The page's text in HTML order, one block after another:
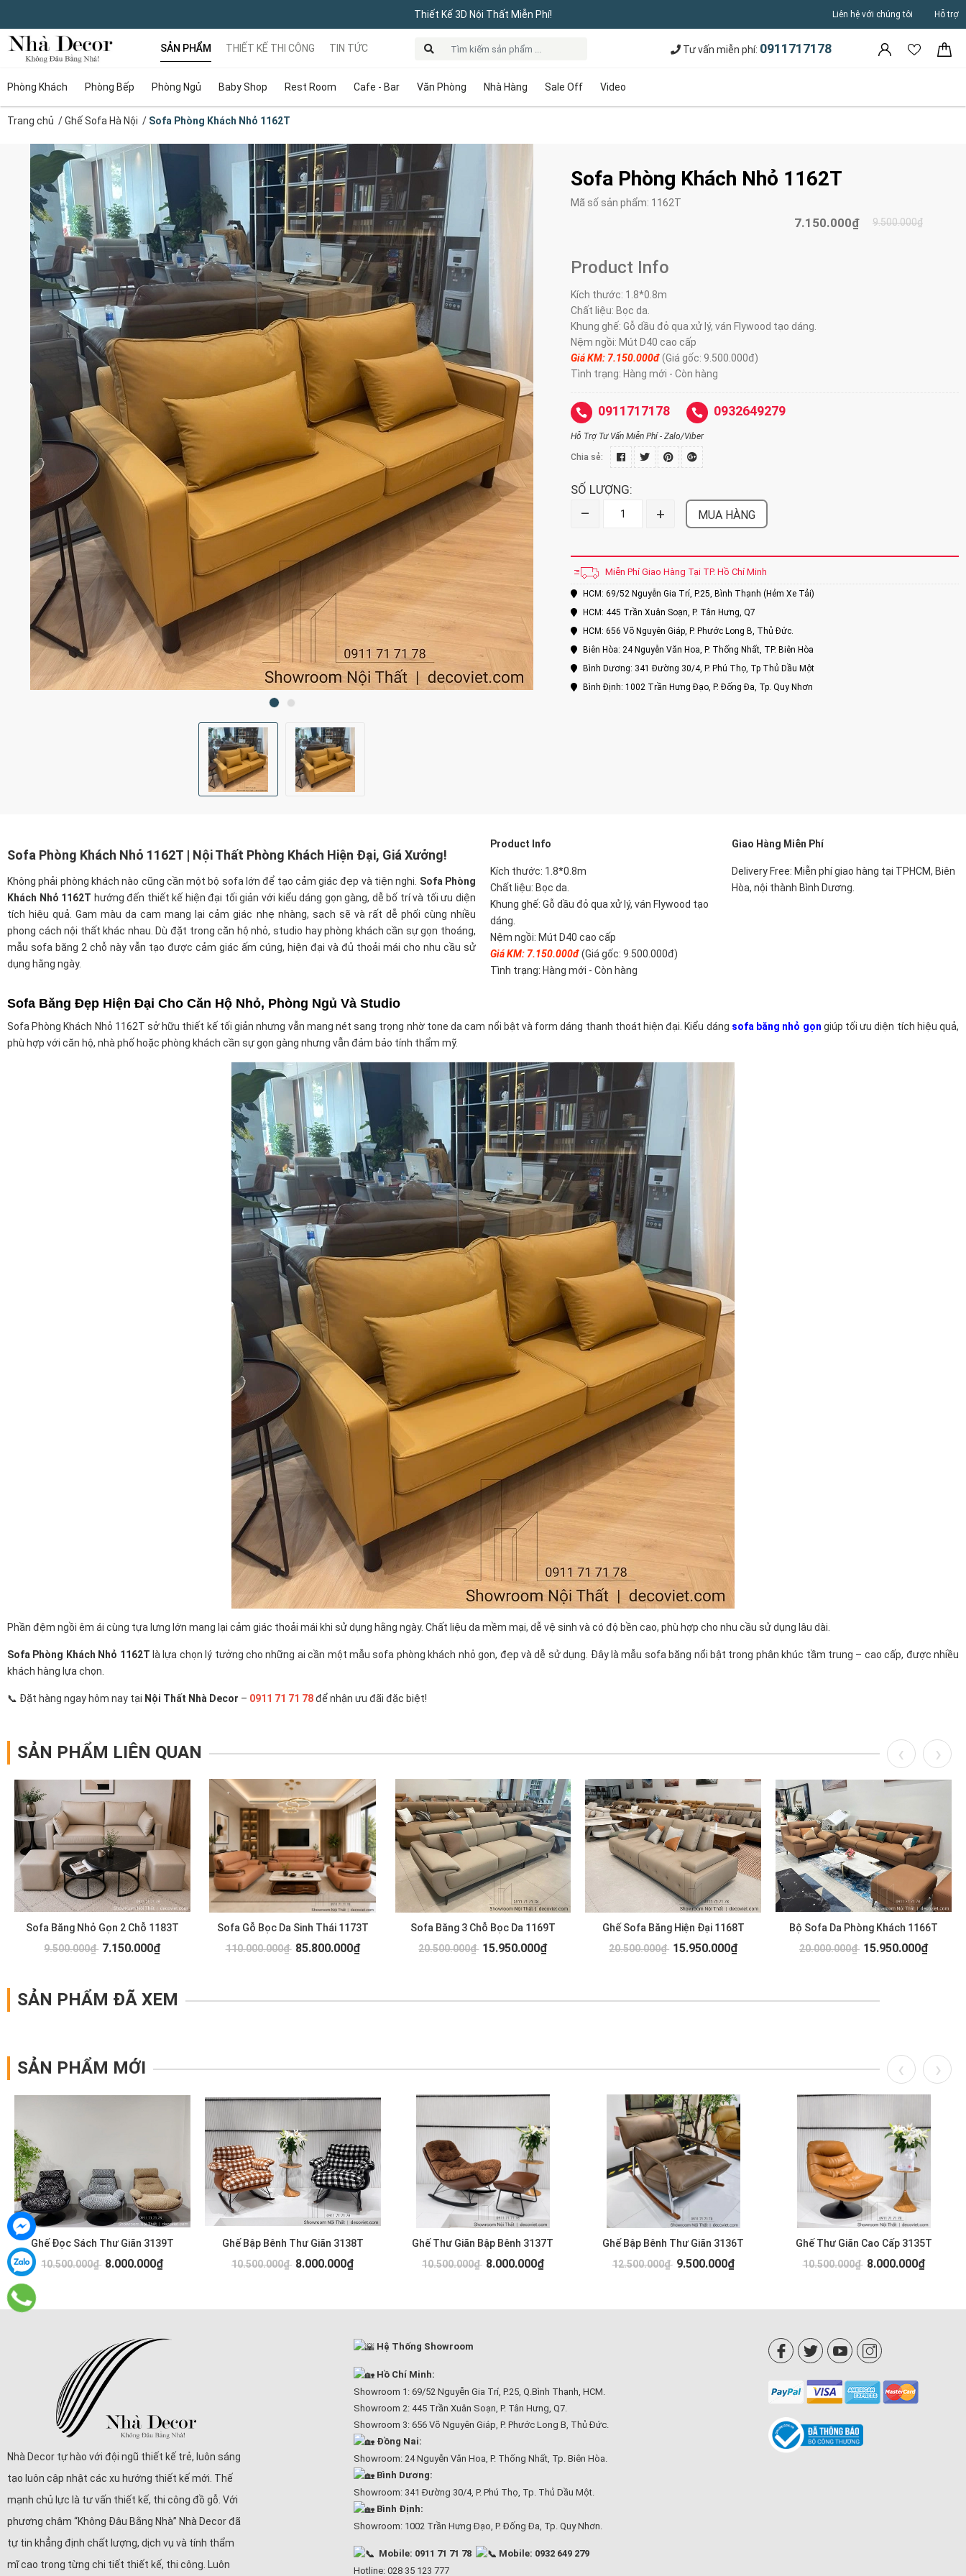
Thiết Kế 3D Nội Thất Miễn Phí! Liên hệ với chúng tôi Hỗ trợ
SẢN PHẨM
Phòng Khách Phòng Bếp Phòng Ngủ Baby Shop Rest Room Cafe - Bar Văn Phòng Nhà Hàng Sale Off Video
THIẾT KẾ THI CÔNG TIN TỨC Tư vấn miễn phí: 0911717178
Trang chủ /Ghế Sofa Hà Nội / Sofa Phòng Khách Nhỏ 1162T
Sofa Phòng Khách Nhỏ 1162T
Mã số sản phẩm: 1162T
7.150.000₫ 9.500.000₫
Product Info
Kích thước: 1.8*0.8m
Chất liệu: Bọc da.
Khung ghế: Gỗ dầu đỏ qua xử lý, ván Flywood tạo dáng.
Nệm ngồi: Mút D40 cao cấp​​​​​​​
Giá KM: 7.150.000đ(Giá gốc: 9.500.000đ)
Tình trạng: Hàng mới - Còn hàng
0911717178 0932649279
Hỗ Trợ Tư Vấn Miễn Phí - Zalo/Viber
Chia sẻ:
SỐ LƯỢNG:
– + MUA HÀNG
Miễn Phí Giao Hàng Tại TP. Hồ Chí Minh
HCM: 69/52 Nguyễn Gia Trí, P.25, Bình Thạnh (Hẻm Xe Tải)
HCM: 445 Trần Xuân Soạn, P. Tân Hưng, Q7
HCM: 656 Võ Nguyên Giáp, P. Phước Long B, Thủ Đức.
Biên Hòa: 24 Nguyễn Văn Hoa, P. Thống Nhất, TP. Biên Hòa
Bình Dương: 341 Đường 30/4, P. Phú Thọ, Tp Thủ Dầu Một
Bình Định: 1002 Trần Hưng Đạo, P. Đống Đa, Tp. Quy Nhơn
Sofa Phòng Khách Nhỏ 1162T | Nội Thất Phòng Khách Hiện Đại, Giá Xưởng!
Không phải phòng khách nào cũng cần một bộ sofa lớn để tạo cảm giác đẹp và tiện nghi. Sofa Phòng
Khách Nhỏ 1162T hướng đến thiết kế hiện đại tối giản với kiểu dáng gọn gàng, dễ bố trí và tối ưu diện
tích hiệu quả. Gam màu da cam mang lại cảm giác nhẹ nhàng, sạch sẽ và rất dễ phối cùng nhiều
phong cách nội thất khác nhau. Dù đặt trong căn hộ nhỏ, studio hay phòng khách cần sự gọn thoáng,
mẫu sofa băng 2 chỗ này vẫn tạo được cảm giác ấm cúng, hiện đại và đủ thoải mái cho nhu cầu sử
dụng hằng ngày.
Product Info
Kích thước: 1.8*0.8m
Chất liệu: Bọc da.
Khung ghế: Gỗ dầu đỏ qua xử lý, ván Flywood tạo
dáng.
Nệm ngồi: Mút D40 cao cấp​​​​​​​
Giá KM: 7.150.000đ(Giá gốc: 9.500.000đ)
Tình trạng: Hàng mới - Còn hàng
Giao Hàng Miễn Phí
Delivery Free: Miễn phí giao hàng tại TPHCM, Biên
Hòa, nội thành Bình Dương.
Sofa Băng Đẹp Hiện Đại Cho Căn Hộ Nhỏ, Phòng Ngủ Và Studio
Sofa Phòng Khách Nhỏ 1162T sở hữu thiết kế tối giản nhưng vẫn mang nét sang trọng nhờ tone da cam nổi bật và form dáng thanh thoát hiện đại. Kiểu dáng sofa băng nhỏ gọn giúp tối ưu diện tích hiệu quả,
phù hợp với căn hộ, nhà phố hoặc phòng khách cần sự gọn gàng nhưng vẫn đảm bảo tính thẩm mỹ.
Phần đệm ngồi êm ái cùng tựa lưng lớn mang lại cảm giác thoải mái khi sử dụng hằng ngày. Chất liệu da mềm mại, dễ vệ sinh và có độ bền cao, phù hợp cho nhu cầu sử dụng lâu dài.
Sofa Phòng Khách Nhỏ 1162T là lựa chọn lý tưởng cho những ai cần một mẫu sofa phòng khách nhỏ gọn, đẹp và dễ sử dụng. Đây là mẫu sofa băng nổi bật trong phân khúc tầm trung – cao cấp, được nhiều
khách hàng lựa chọn.
📞 Đặt hàng ngay hôm nay tại Nội Thất Nhà Decor – 0911 71 71 78để nhận ưu đãi đặc biệt!
SẢN PHẨM LIÊN QUAN
Sofa Băng Nhỏ Gọn 2 Chỗ 1183T
9.500.000₫ 7.150.000₫
Sofa Gỗ Bọc Da Sinh Thái 1173T
110.000.000₫ 85.800.000₫
Sofa Băng 3 Chỗ Bọc Da 1169T
20.500.000₫ 15.950.000₫
Ghế Sofa Băng Hiện Đại 1168T
20.500.000₫ 15.950.000₫
Bộ Sofa Da Phòng Khách 1166T
20.000.000₫ 15.950.000₫
SẢN PHẨM ĐÃ XEM
SẢN PHẨM MỚI
Ghế Đọc Sách Thư Giãn 3139T
10.500.000₫ 8.000.000₫
Ghế Bập Bênh Thư Giãn 3138T
10.500.000₫ 8.000.000₫
Ghế Thư Giãn Bập Bênh 3137T
10.500.000₫ 8.000.000₫
Ghế Bập Bênh Thư Giãn 3136T
12.500.000₫ 9.500.000₫
Ghế Thư Giãn Cao Cấp 3135T
10.500.000₫ 8.000.000₫
Nhà Decor tự hào với đội ngũ thiết kế trẻ, luôn sáng
tạo luôn cập nhật các xu hướng thiết kế mới. Thế
mạnh chủ lực là tư vấn thiết kế, thi công đồ gỗ. Với
phương châm “Không Đâu Bằng Nhà” Nhà Decor đã
tự tin khẳng định chất lượng, dịch vụ và tính thẩm
mĩ cao trong từng chi tiết thiết kế, thi công. Luôn
Hệ Thống Showroom
Hồ Chí Minh:
Showroom 1: 69/52 Nguyễn Gia Trí, P.25, Q.Bình Thạnh, HCM.
Showroom 2: 445 Trần Xuân Soạn, P. Tân Hưng, Q7.
Showroom 3: 656 Võ Nguyên Giáp, P. Phước Long B, Thủ Đức.
Đồng Nai:
Showroom: 24 Nguyễn Văn Hoa, P. Thống Nhất, Tp. Biên Hòa.
Bình Dương:
Showroom: 341 Đường 30/4, P. Phú Thọ, Tp. Thủ Dầu Một.
Bình Định:
Showroom: 1002 Trần Hưng Đạo, P. Đống Đa, Tp. Quy Nhơn.
Mobile: 0911 71 71 78
Mobile: 0932 649 279
Hotline: 028 35 123 777